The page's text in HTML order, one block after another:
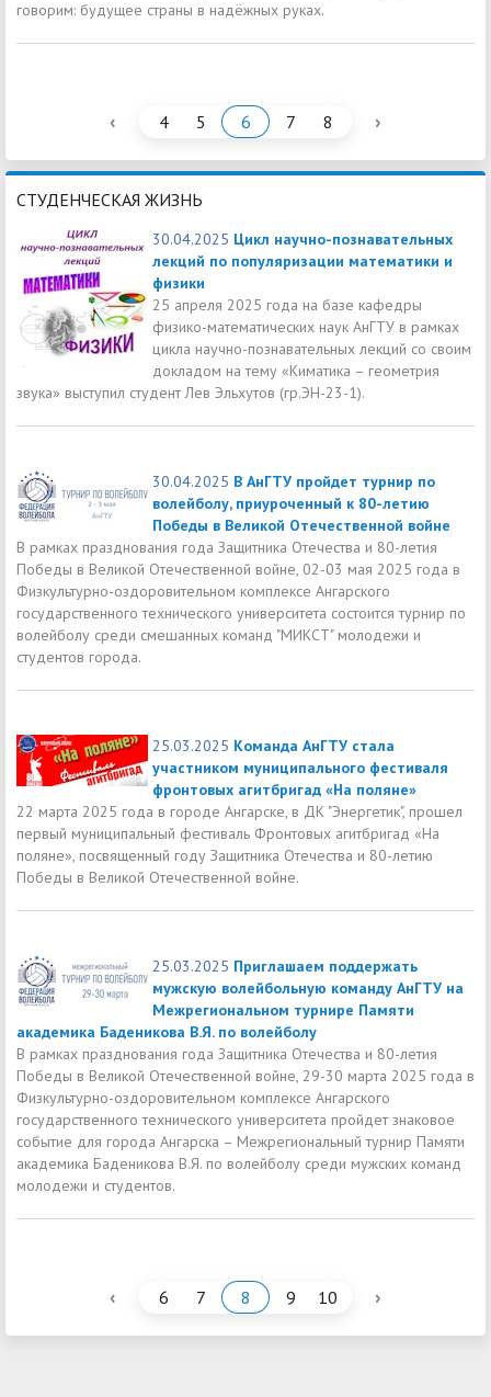
говорим: будущее страны в надёжных руках.
‹ 4 5 6 7 8 ›
СТУДЕНЧЕСКАЯ ЖИЗНЬ
30.04.2025 Цикл научно-познавательных
лекций по популяризации математики и
физики
25 апреля 2025 года на базе кафедры
физико-математических наук АнГТУ в рамках
цикла научно-познавательных лекций со своим
докладом на тему «Киматика – геометрия
звука» выступил студент Лев Эльхутов (гр.ЭН-23-1).
30.04.2025 В АнГТУ пройдет турнир по
волейболу, приуроченный к 80-летию
Победы в Великой Отечественной войне
В рамках празднования года Защитника Отечества и 80-летия
Победы в Великой Отечественной войне, 02-03 мая 2025 года в
Физкультурно-оздоровительном комплексе Ангарского
государственного технического университета состоится турнир по
волейболу среди смешанных команд "МИКСТ" молодежи и
студентов города.
25.03.2025 Команда АнГТУ стала
участником муниципального фестиваля
фронтовых агитбригад «На поляне»
22 марта 2025 года в городе Ангарске, в ДК "Энергетик", прошел
первый муниципальный фестиваль Фронтовых агитбригад «На
поляне», посвященный году Защитника Отечества и 80-летию
Победы в Великой Отечественной войне.
25.03.2025 Приглашаем поддержать
мужскую волейбольную команду АнГТУ на
Межрегиональном турнире Памяти
академика Баденикова В.Я. по волейболу
В рамках празднования года Защитника Отечества и 80-летия
Победы в Великой Отечественной войне, 29-30 марта 2025 года в
Физкультурно-оздоровительном комплексе Ангарского
государственного технического университета пройдет знаковое
событие для города Ангарска – Межрегиональный турнир Памяти
академика Баденикова В.Я. по волейболу среди мужских команд
молодежи и студентов.
‹ 6 7 8 9 10 ›